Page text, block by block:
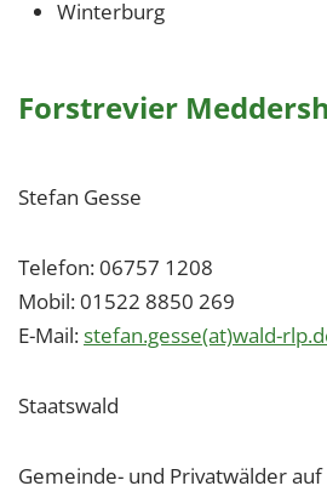
Winterburg
Forstrevier
Stefan Gesse
Telefon: 06757 1208
Mobil: 01522 8850 269
E-Mail:stefan.gesse(at)wald-
Staatswald
Gemeinde- und Privatwälder